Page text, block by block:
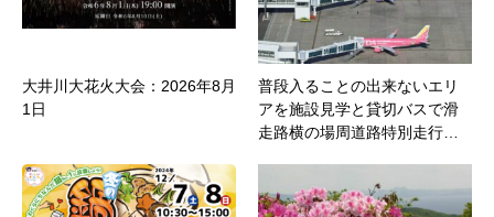
大井川大花火大会：2026年8月
1日
普段入ることの出来ないエリ
アを施設見学と貸切バスで滑
走路横の場周道路特別走行…